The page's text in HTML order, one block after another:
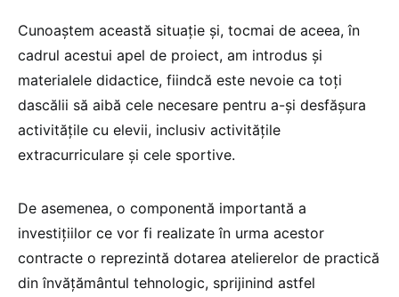
Cunoaștem această situație și, tocmai de aceea, în
cadrul acestui apel de proiect, am introdus și
materialele didactice, fiindcă este nevoie ca toți
dascălii să aibă cele necesare pentru a-și desfășura
activitățile cu elevii, inclusiv activitățile
extracurriculare și cele sportive.
De asemenea, o componentă importantă a
investițiilor ce vor fi realizate în urma acestor
contracte o reprezintă dotarea atelierelor de practică
din învățământul tehnologic, sprijinind astfel